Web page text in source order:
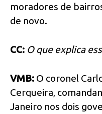
moradores de
de novo.
CC: O que explica
VMB: O coronel
Cerqueira,
Janeiro nos dois